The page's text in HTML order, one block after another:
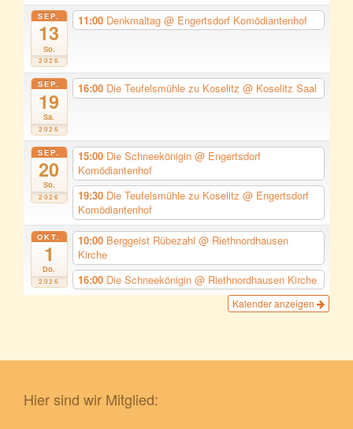
SEP.
13
So.
2026
11:00 Denkmaltag @ Engertsdorf Komödiantenhof
SEP.
19
Sa.
2026
16:00 Die Teufelsmühle zu Koselitz @ Koselitz Saal
SEP.
20
So.
2026
15:00 Die Schneekönigin @ Engertsdorf
Komödiantenhof
19:30 Die Teufelsmühle zu Koselitz @ Engertsdorf
Komödiantenhof
OKT.
1
Do.
2026
10:00 Berggeist Rübezahl @ Riethnordhausen
Kirche
16:00 Die Schneekönigin @ Riethnordhausen Kirche
Kalender anzeigen
Hier sind wir Mitglied: